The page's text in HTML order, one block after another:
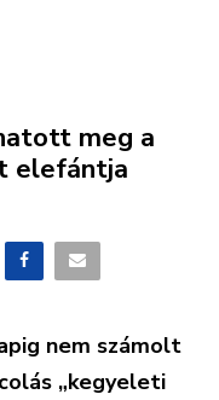
meg a
elefántja
nem számolt
„kegyeleti